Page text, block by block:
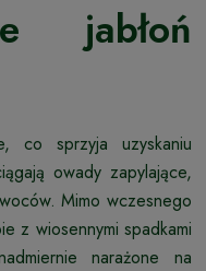
jabłoń
co sprzyja uzyskaniu
owady zapylające,
Mimo wczesnego
z wiosennymi spadkami
narażone na